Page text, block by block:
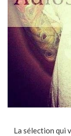
La sélection qui